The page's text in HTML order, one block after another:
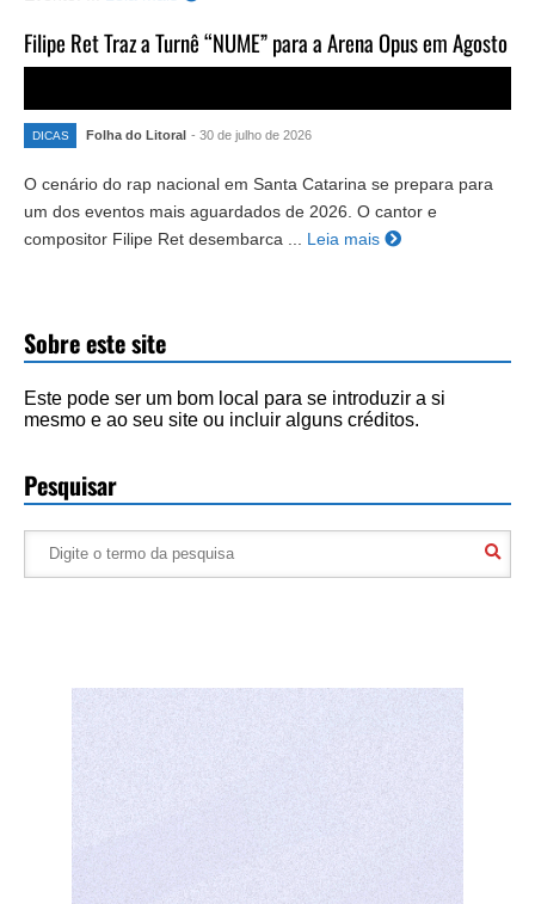
Filipe Ret Traz a Turnê “NUME” para a Arena Opus em Agosto
DICAS Folha do Litoral - 30 de julho de 2026
O cenário do rap nacional em Santa Catarina se prepara para
um dos eventos mais aguardados de 2026. O cantor e
compositor Filipe Ret desembarca ...
Leia mais
Sobre este site
Este pode ser um bom local para se introduzir a si
mesmo e ao seu site ou incluir alguns créditos.
Pesquisar